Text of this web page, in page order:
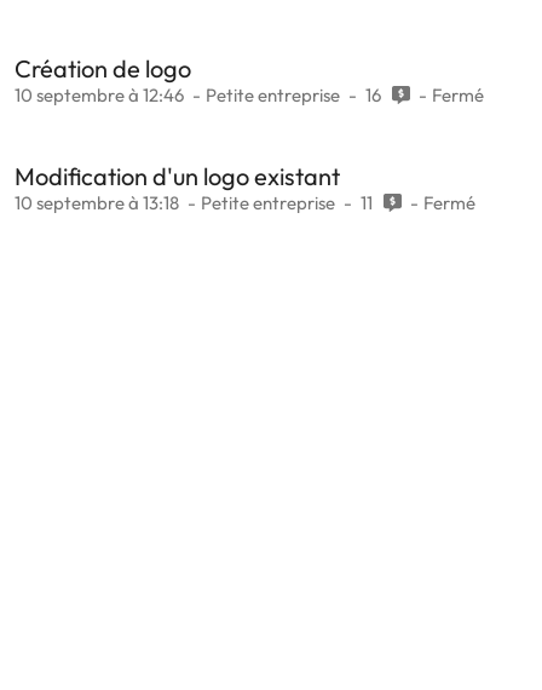
Création de logo
10 septembre à 12:46 Petite entreprise 16 Fermé
Modification d'un logo existant
10 septembre à 13:18 Petite entreprise 11 Fermé